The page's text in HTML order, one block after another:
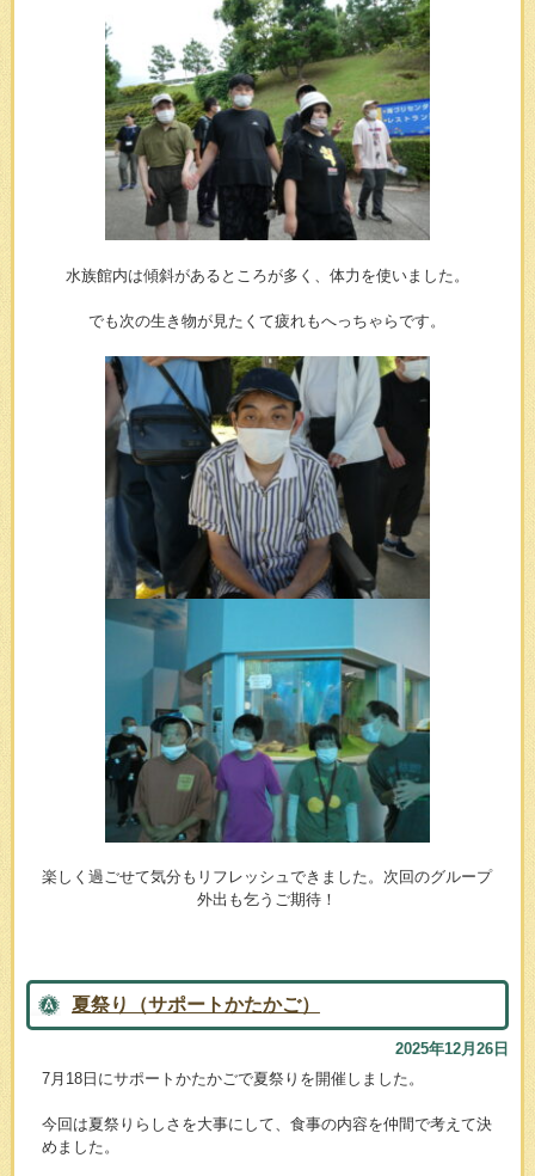
水族館内は傾斜があるところが多く、体力を使いました。
でも次の生き物が見たくて疲れもへっちゃらです。
楽しく過ごせて気分もリフレッシュできました。次回のグループ
外出も乞うご期待！
夏祭り（サポートかたかご）
2025年12月26日
7月18日にサポートかたかごで夏祭りを開催しました。
今回は夏祭りらしさを大事にして、食事の内容を仲間で考えて決
めました。